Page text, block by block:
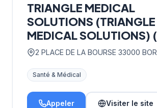
TRIANGLE MEDICAL
SOLUTIONS (TRIANGLE
MEDICAL SOLUTIONS)
2 PLACE DE LA BOURSE 33000
Santé & Médical
Appeler Visiter le site